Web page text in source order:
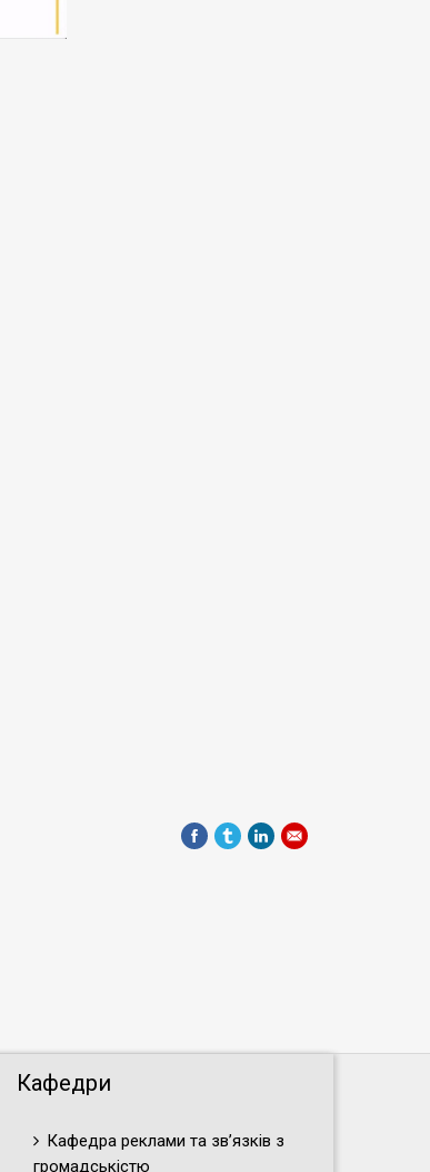
Кафедри
Кафедра реклами та зв’язків з
громадськістю